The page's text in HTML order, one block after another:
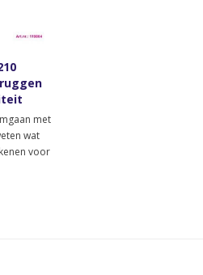
met
wat
voor